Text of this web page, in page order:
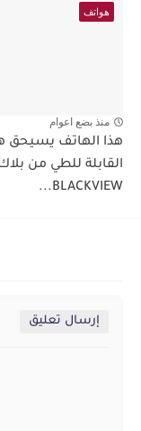
هواتف
منذ بضع اعوام
هذا الهاتف يسيحق
القابلة للطي من
BLACKVIEW...
إرسال تعليق